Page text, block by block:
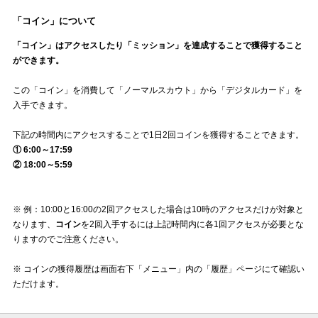
「コイン」について
「コイン」はアクセスしたり「ミッション」を達成することで獲得すること
ができます。
この「コイン」を消費して「ノーマルスカウト」から「デジタルカード」を
入手できます。
下記の時間内にアクセスすることで1日2回コインを獲得することできます。
① 6:00～17:59
② 18:00～5:59
※ 例：10:00と16:00の2回アクセスした場合は10時のアクセスだけが対象と
なります、 コインを2回入手するには上記時間内に各1回アクセスが必要とな
りますのでご注意ください。
※ コインの獲得履歴は画面右下「メニュー」内の「履歴」ページにて確認い
ただけます。